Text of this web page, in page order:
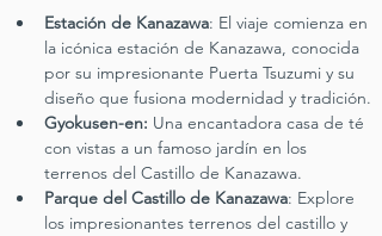
Estación de Kanazawa: El viaje comienza en
la icónica estación de Kanazawa, conocida
por su impresionante Puerta Tsuzumi y su
diseño que fusiona modernidad y tradición.
Gyokusen-en: Una encantadora casa de té
con vistas a un famoso jardín en los
terrenos del Castillo de Kanazawa.
Parque del Castillo de Kanazawa: Explore
los impresionantes terrenos del castillo y